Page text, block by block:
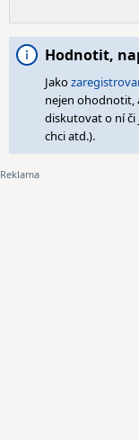
Hodnotit,
Jako
nejen ohodnotit,
diskutovat o ní či
chci atd.).